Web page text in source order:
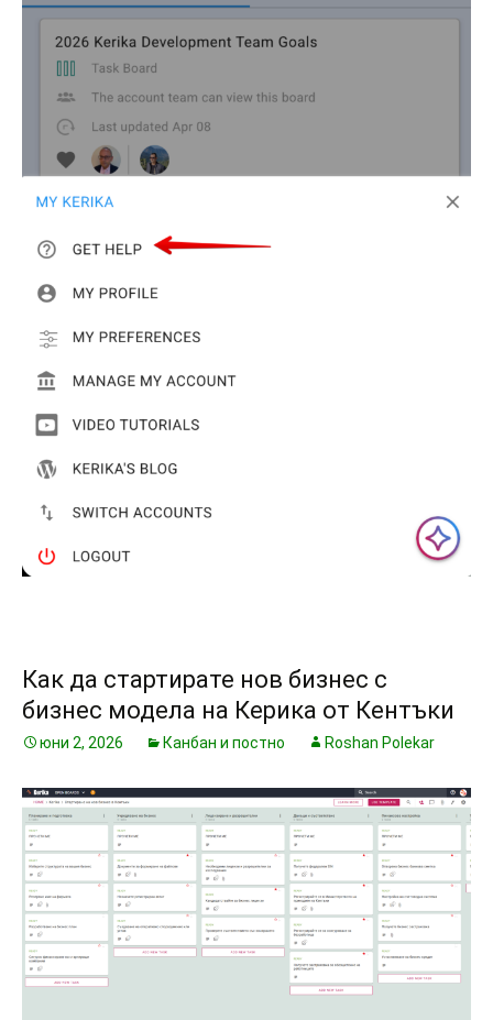
Как да стартирате нов бизнес с
бизнес модела на Керика от Кентъки
юни 2, 2026 Канбан и постно Roshan Polekar